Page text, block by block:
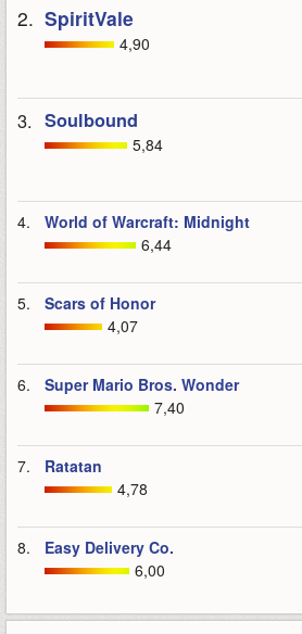
2. SpiritVale
4,90
3. Soulbound
5,84
4.
World of Warcraft: Midnight
6,44
5.
Scars of Honor
4,07
6.
Super Mario Bros. Wonder
7,40
7.
Ratatan
4,78
8.
Easy Delivery Co.
6,00